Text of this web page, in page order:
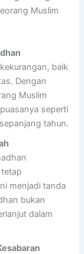
Muslim
baik
Dengan
Muslim
seperti
tahun.
menjadi tanda
bukan
dalam